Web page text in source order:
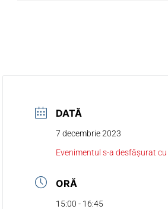
DATĂ
7 decembrie 2023
Evenimentul s-a desfășurat cu
ORĂ
15:00 - 16:45